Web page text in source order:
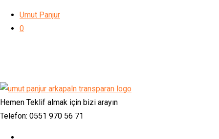
Umut Panjur
0
Hemen Teklif almak için bizi arayın
Telefon: 0551 970 56 71